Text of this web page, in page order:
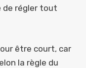
de régler tout
être court, car
la règle du